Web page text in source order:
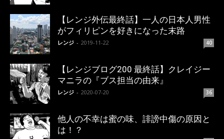
【レンジ外伝最終話】一人の日本人男性
がフィリピンを好きになった末路
レンジ - 2019-11-22 40
【レンジブログ200 最終話】クレイジー
マニラの『ブス担当の由来』
レンジ - 2020-07-20 36
他人の不幸は蜜の味、誹謗中傷の原因と
は！？